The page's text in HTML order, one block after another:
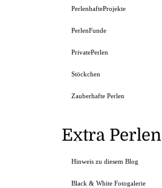
PerlenhafteProjekte
PerlenFunde
PrivatePerlen
Stöckchen
Zauberhafte Perlen
Extra Perlen
Hinweis zu diesem Blog
Black & White Fotogalerie